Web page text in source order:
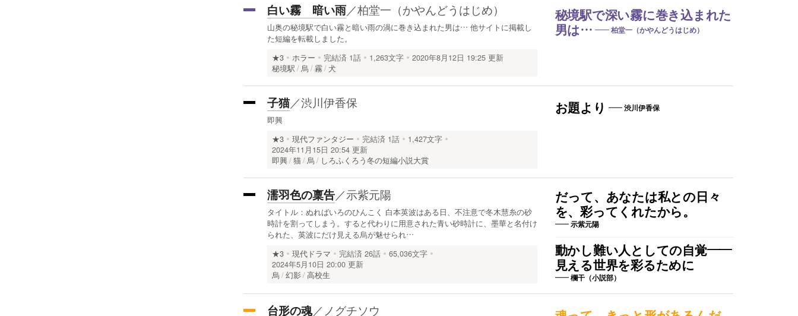
秘境駅で深い霧に巻き込まれた
男は…
柏堂一（かやんどうはじめ）
白い霧 暗い雨／柏堂一（かやんどうはじめ）
山奥の秘境駅で白い霧と暗い雨の渦に巻き込まれた男は… 他サイトに掲載し
た短編を転載しました。
★3 ホラー 完結済 1話 1,263文字
2020年8月12日 19:25 更新
秘境駅
烏 霧 犬
お題より 渋川伊香保
子猫／渋川伊香保
即興
★3 現代ファンタジー 完結済 1話
1,427文字
2024年11月15日 20:54 更新
即興 猫 烏 しろふくろう冬の短編小説大賞
だって、あなたは私との日々
を、彩ってくれたから。
示紫元陽
動かし難い人としての自覚――
見える世界を彩るために
欄干（小説部）
濡羽色の稟告／示紫元陽
タイトル：ぬればいろのひんこく 白本英波はある日、不注意で冬木慧糸の砂
時計を割ってしまう。すると代わりに用意された青い砂時計に、墨華と名付け
られた、英波にだけ見える烏が魅せられ…
★3 現代ドラマ 完結済 26話
65,036文字
2024年5月10日 20:00 更新
烏 幻影 高校生
台形の魂／ ノグチソウ